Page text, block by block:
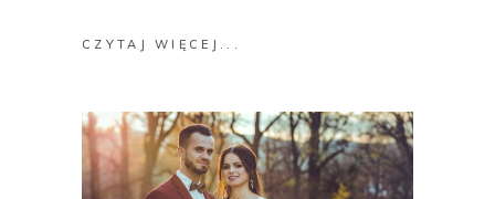
CZYTAJ WIĘCEJ...